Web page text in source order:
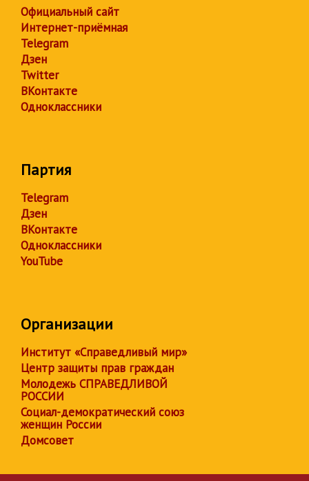
Официальный сайт
Интернет-приёмная
Telegram
Дзен
Twitter
ВКонтакте
Одноклассники
Партия
Telegram
Дзен
ВКонтакте
Одноклассники
YouTube
Организации
Институт «Справедливый мир»
Центр защиты прав граждан
Молодежь СПРАВЕДЛИВОЙ
РОССИИ
Социал-демократический союз
женщин России
Домсовет